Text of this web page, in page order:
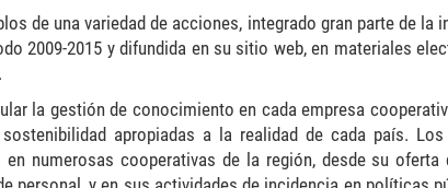
de una variedad de acciones, integrado gran parte de
2009-2015 y difundida en su sitio web, en materiales
la gestión de conocimiento en cada empresa
apropiadas a la realidad de cada país.
en numerosas cooperativas de la región, desde su